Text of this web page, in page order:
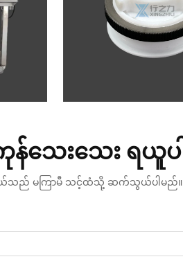
သေးသေး ရယူပါ
သည် မကြာမီ သင့်ထံသို့ ဆက်သွယ်ပါမည်။